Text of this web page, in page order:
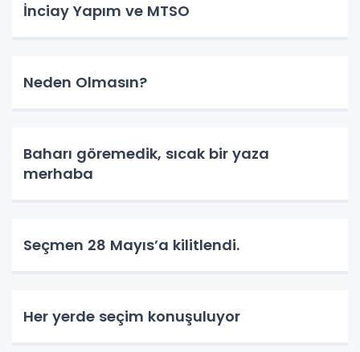
İnciay Yapım ve MTSO
Neden Olmasın?
Baharı göremedik, sıcak bir yaza
merhaba
Seçmen 28 Mayıs’a kilitlendi.
Her yerde seçim konuşuluyor